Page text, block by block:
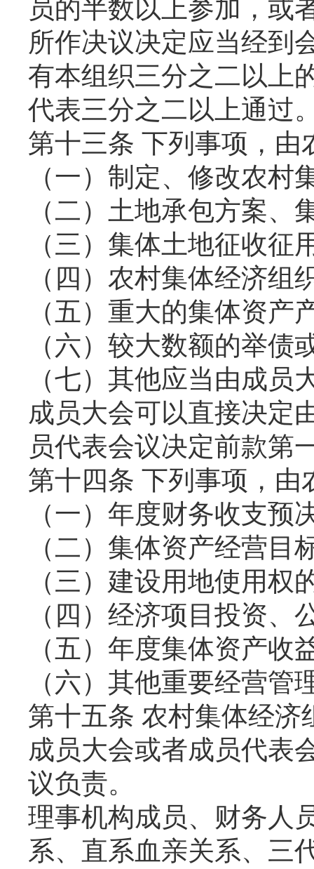
员的半数以上参加，或
所作决议决定应当经到
有本组织三分之二以上
代表三分之二以上通过
第十三条 下列事项，由
（一）制定、修改农村
（二）土地承包方案
（三）集体土地征收
（四）农村集体经济组
（五）重大的集体资产
（六）较大数额的举债
（七）其他应当由成员
成员大会可以直接决定
员代表会议决定前款第
第十四条 下列事项，由
（一）年度财务收支
（二）集体资产经营目
（三）建设用地使用权
（四）经济项目投资、
（五）年度集体资产
（六）其他重要经营管
第十五条 农村集体经济
成员大会或者成员代表
议负责。
理事机构成员、财务人
系、直系血亲关系、三